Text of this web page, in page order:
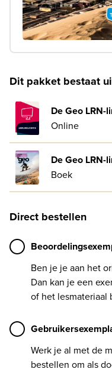
Dit pakket bestaat
Online
De Geo LRN-
Boek
Direct bestellen
Ben je je aan het
Dan kan je een
of het lesmateriaal
Werk je al met de
bestellen om als